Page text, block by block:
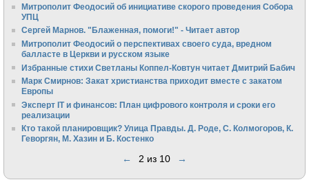
Митрополит Феодосий об инициативе скорого проведения Собора
УПЦ
Сергей Марнов. "Блаженная, помоги!" - Читает автор
Митрополит Феодосий о перспективах своего суда, вредном
балласте в Церкви и русском языке
Избранные стихи Светланы Коппел-Ковтун читает Дмитрий Бабич
Марк Смирнов: Закат христианства приходит вместе с закатом
Европы
Эксперт IT и финансов: План цифрового контроля и сроки его
реализации
Кто такой планировщик? Улица Правды. Д. Роде, С. Колмогоров, К.
Геворгян, М. Хазин и Б. Костенко
← 2 из 10 →